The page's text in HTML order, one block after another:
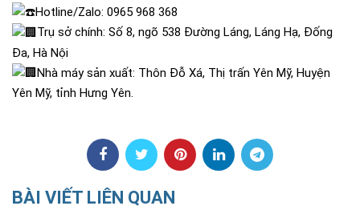
Hotline/Zalo: 0965 968 368
Trụ sở chính: Số 8, ngõ 538 Đường Láng, Láng Hạ, Đống
Đa, Hà Nội
Nhà máy sản xuất: Thôn Đỗ Xá, Thị trấn Yên Mỹ, Huyện
Yên Mỹ, tỉnh Hưng Yên.
BÀI VIẾT LIÊN QUAN